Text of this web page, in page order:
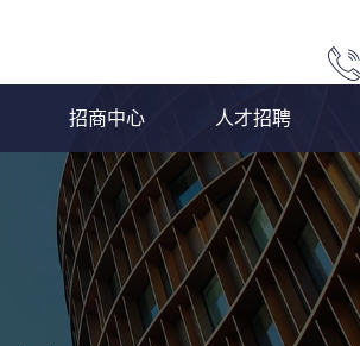
招商中心 人才招聘